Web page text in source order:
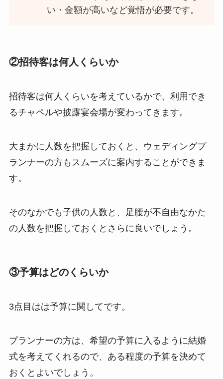
い・金額が高いなど覚悟が必要です。
②招待客は何人くらいか
招待客は何人くらいを考えているかで、利用でき
るチャペルや披露宴会場が変わってきます。
大まかに人数を把握しておくと、ウェディングプ
ランナーの方もスムーズに案内することができま
す。
そのなかでも子供の人数と、足腰が不自由なかた
の人数を把握しておくとさらに良いでしょう。
③予算はどのくらいか
3点目はは予算に関してです。
プランナーの方は、希望の予算に入るように結婚
式を考えてくれるので、ある程度の予算を決めて
おくとよいでしょう。